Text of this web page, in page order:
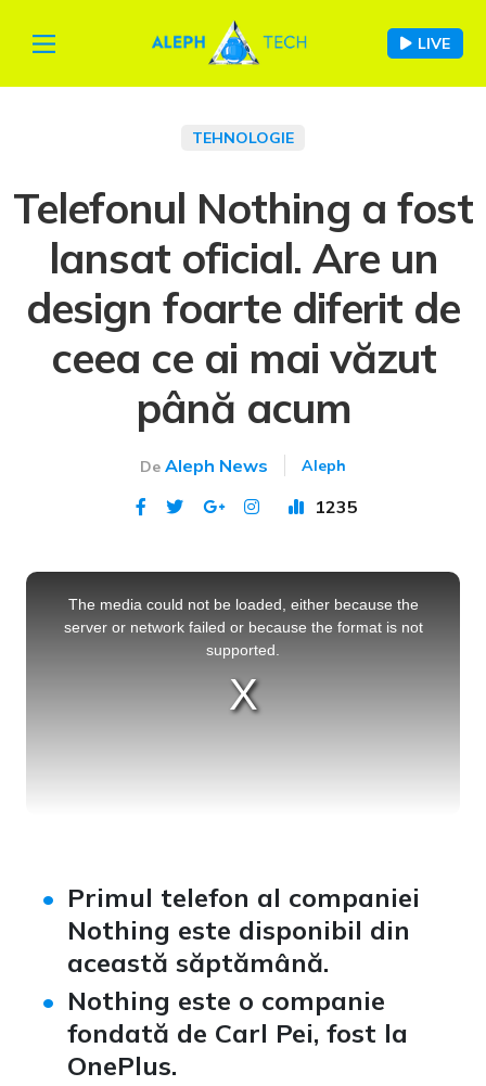
LIVE
TEHNOLOGIE
Telefonul Nothing a fost
lansat oficial. Are un
design foarte diferit de
ceea ce ai mai văzut
până acum
De Aleph News Aleph
1235
This
The media could not be loaded, either because the
server or network failed or because the format is not
supported.
Primul telefon al companiei
Nothing este disponibil din
această săptămână.
Nothing este o companie
fondată de Carl Pei, fost la
OnePlus.